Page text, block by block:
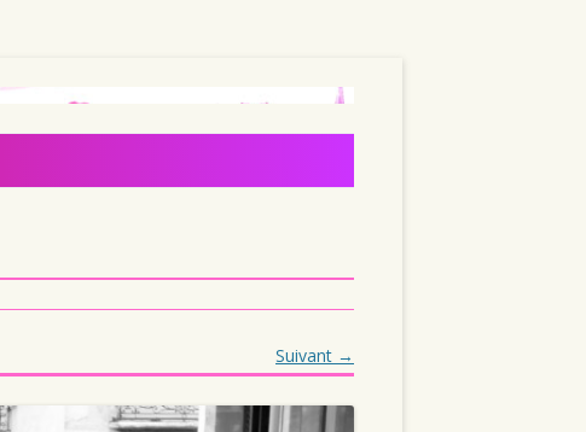
Suivant →